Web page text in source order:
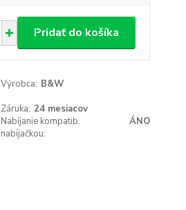
Pridať do košíka
Výrobca: B&W
Záruka: 24 mesiacov
Nabíjanie kompatib.
nabíjačkou:
ÁNO